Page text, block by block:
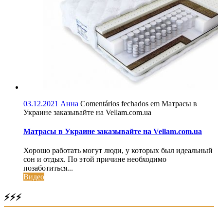
03.12.2021 Анна Comentários fechados em Матрасы в
Украине заказывайте на Vellam.com.ua
Матрасы в Украине заказывайте на Vellam.com.ua
Хорошо работать могут люди, у которых был идеальный
сон и отдых. По этой причине необходимо
позаботиться...
Видео
⚡⚡⚡